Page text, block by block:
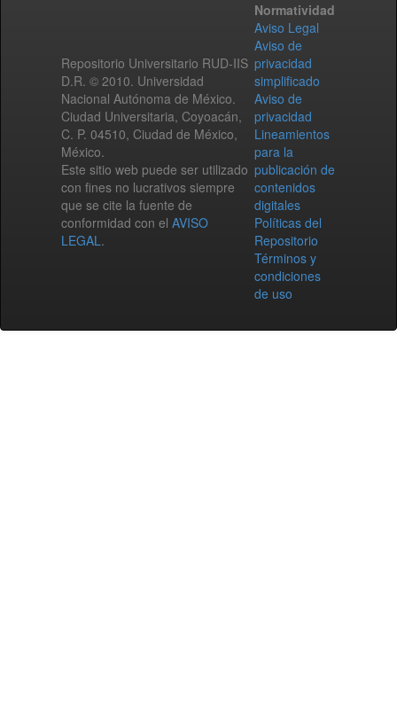
Repositorio Universitario RUD-IIS
D.R. © 2010. Universidad
Nacional Autónoma de México.
Ciudad Universitaria, Coyoacán,
C. P. 04510, Ciudad de México,
México.
Este sitio web puede ser utilizado
con fines no lucrativos siempre
que se cite la fuente de
conformidad con el AVISO
LEGAL.
Normatividad
Aviso Legal
Aviso de
privacidad
simplificado
Aviso de
privacidad
Lineamientos
para la
publicación de
contenidos
digitales
Políticas del
Repositorio
Términos y
condiciones
de uso